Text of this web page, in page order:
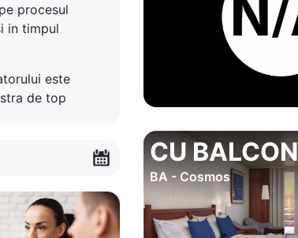
procesul
in timpul
este
de top
CU BALCON
BA - Cosmos